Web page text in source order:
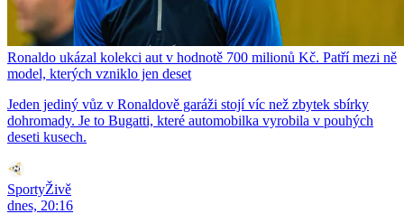
Ronaldo ukázal kolekci aut v hodnotě 700 milionů Kč. Patří mezi ně
model, kterých vzniklo jen deset
Jeden jediný vůz v Ronaldově garáži stojí víc než zbytek sbírky
dohromady. Je to Bugatti, které automobilka vyrobila v pouhých
deseti kusech.
SportyŽivě
dnes, 20:16